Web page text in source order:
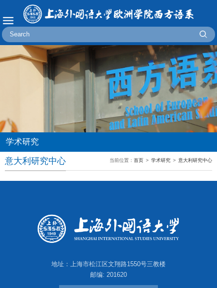
学术研究
当前位置： 首页 > 学术研究 > 意大利研究中心
意大利研究中心
地址：上海市松江区文翔路1550号三教楼
邮编: 201620